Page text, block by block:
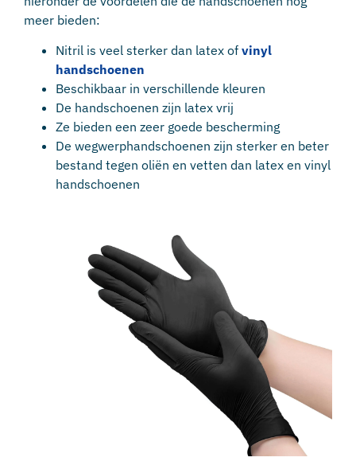
meer bieden:
Nitril is veel sterker dan latex of vinyl
handschoenen
Beschikbaar in verschillende kleuren
De handschoenen zijn latex vrij
Ze bieden een zeer goede bescherming
De wegwerphandschoenen zijn sterker en beter
bestand tegen oliën en vetten dan latex en vinyl
handschoenen